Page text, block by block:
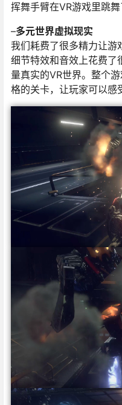
挥舞手臂在VR游戏里跳舞
–多元世界虚拟现实
我们耗费了很多精力让游
细节特效和音效上花费了
量真实的VR世界。整个
格的关卡，让玩家可以感